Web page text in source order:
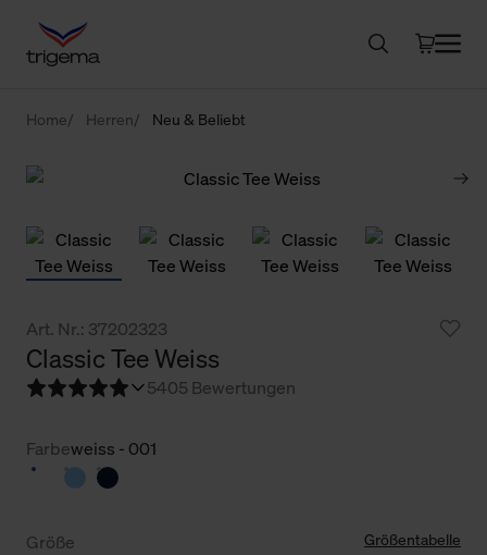
Home Herren Neu & Beliebt
Art. Nr.: 37202323
Classic Tee Weiss
5405 Bewertungen
Farbeweiss - 001
Größe Größentabelle